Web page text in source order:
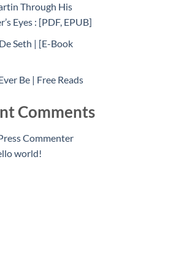
Through His
Eyes : [PDF, EPUB]
Seth | [E-Book
Be | Free Reads
Comments
Commenter
world!